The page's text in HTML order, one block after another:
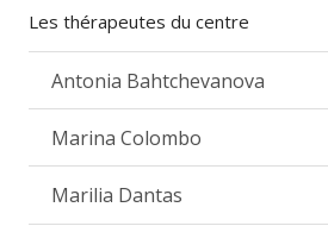
Les thérapeutes du centre
Antonia Bahtchevanova
Marina Colombo
Marilia Dantas